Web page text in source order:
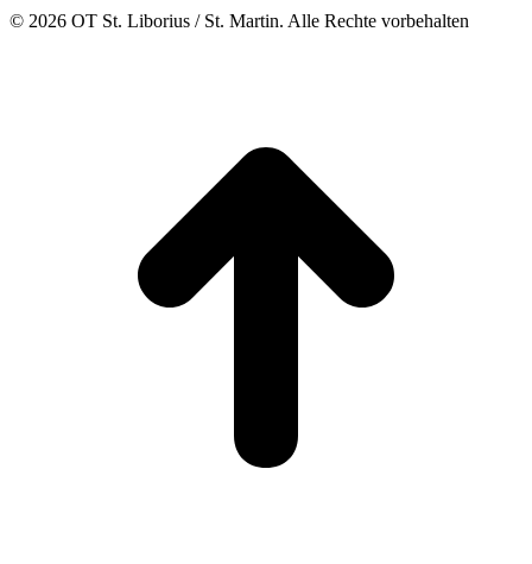
© 2026 OT St. Liborius / St. Martin. Alle Rechte vorbehalten